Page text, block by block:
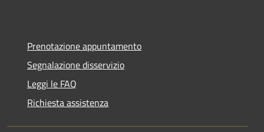
Prenotazione appuntamento
Segnalazione disservizio
Leggi le FAQ
Richiesta assistenza